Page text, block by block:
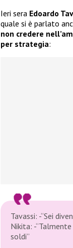
Ieri sera Edoardo
quale si è parlato
non credere
per strategia:
Tavassi: -“Sei
Nikita: -
soldi”